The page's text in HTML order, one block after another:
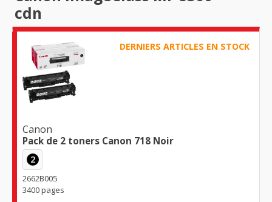
cdn
DERNIERS ARTICLES EN STOCK
Canon
Pack de 2 toners Canon 718 Noir
2
2662B005
3400 pages